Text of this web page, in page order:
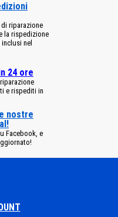
riparazione
la rispedizione
nel
24 ore
e rispediti in
nostre
Facebook, e